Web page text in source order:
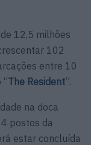
12,5 milhões
102
entre 10
The Resident”.
na doca
postos da
estar concluída